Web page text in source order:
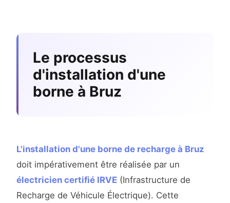
Le processus
d'installation d'une
borne à Bruz
L'installation d'une borne de recharge à Bruz
doit impérativement être réalisée par un
électricien certifié IRVE (Infrastructure de
Recharge de Véhicule Électrique). Cette